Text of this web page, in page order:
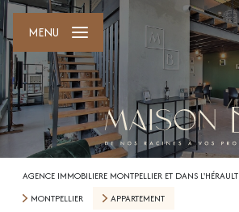
MENU
AGENCE IMMOBILIERE MONTPELLIER ET DANS L'HÉRAULT
MONTPELLIER
APPARTEMENT